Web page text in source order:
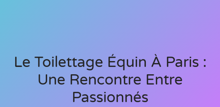
Le Toilettage Équin À Paris :
Une Rencontre Entre
Passionnés